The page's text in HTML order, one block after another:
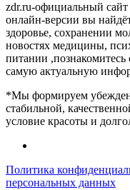
zdr.ru-официальный
онлайн-версии вы
здоровье, сохранении
новостях медицины,
питании
самую актуальную
*Мы формируем
стабильной,
условие красоты и
Политика
персональных данных